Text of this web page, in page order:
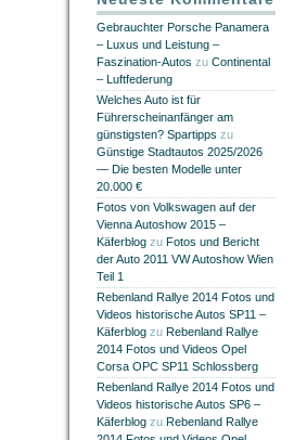
Gebrauchter Porsche Panamera
– Luxus und Leistung –
Faszination-Autos zu Continental
– Luftfederung
Welches Auto ist für
Führerscheinanfänger am
günstigsten? Spartipps zu
Günstige Stadtautos 2025/2026
— Die besten Modelle unter
20.000 €
Fotos von Volkswagen auf der
Vienna Autoshow 2015 –
Käferblog zu Fotos und Bericht
der Auto 2011 VW Autoshow Wien
Teil 1
Rebenland Rallye 2014 Fotos und
Videos historische Autos SP11 –
Käferblog zu Rebenland Rallye
2014 Fotos und Videos Opel
Corsa OPC SP11 Schlossberg
Rebenland Rallye 2014 Fotos und
Videos historische Autos SP6 –
Käferblog zu Rebenland Rallye